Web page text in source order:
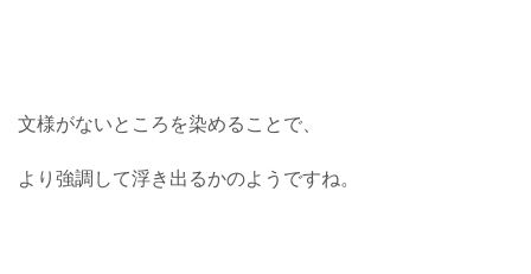
文様がないところを染めることで、
より強調して浮き出るかのようですね。